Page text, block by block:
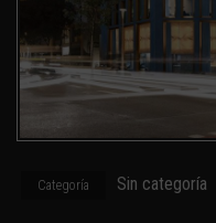
Categoría Sin categoría